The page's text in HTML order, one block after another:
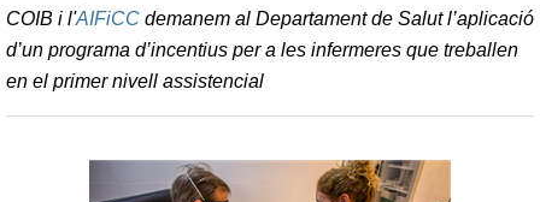
COIB i l'AIFiCC demanem al Departament de Salut l’aplicació
d’un programa d’incentius per a les infermeres que treballen
en el primer nivell assistencial